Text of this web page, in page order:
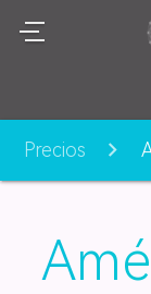
Precios